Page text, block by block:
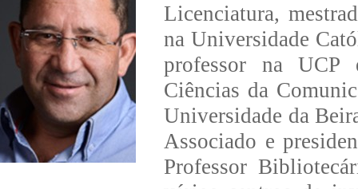
Licenciatura,
na Universidade
professor na UCP
Ciências da
Universidade da
Associado e
Professor